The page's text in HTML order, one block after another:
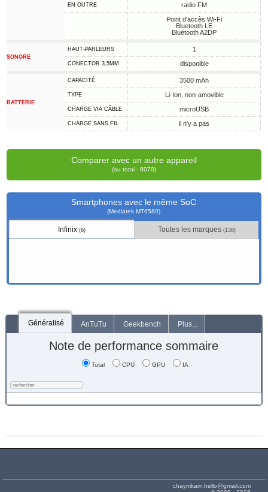
EN OUTRE
radio FM
Point d'accès Wi-Fi
Bluetooth LE
Bluetooth A2DP
SONORE
HAUT-PARLEURS 1
CONECTOR 3,5MM disponible
BATTERIE
CAPACITÉ 3500 mAh
TYPE Li-Ion, non-amovible
CHARGE VIA CÂBLE microUSB
CHARGE SANS FIL il n'y a pas
Comparer avec un autre appareil
(au total - 6070)
Smartphones avec le même SoC
(Mediatek MT6580)
Infinix(6) Toutes les marques (138)
Généralisé AnTuTu Geekbench Plus...
Note de performance sommaire
Total CPU GPU IA
chaynikam.hello@gmail.com